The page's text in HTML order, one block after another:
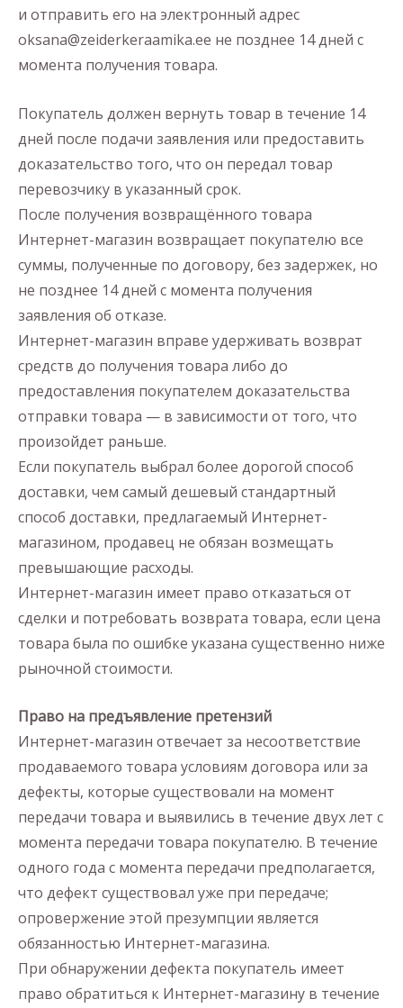
и отправить его на электронный адрес
oksana@zeiderkeraamika.ee не позднее 14 дней с
момента получения товара.
Покупатель должен вернуть товар в течение 14
дней после подачи заявления или предоставить
доказательство того, что он передал товар
перевозчику в указанный срок.
После получения возвращённого товара
Интернет-магазин возвращает покупателю все
суммы, полученные по договору, без задержек, но
не позднее 14 дней с момента получения
заявления об отказе.
Интернет-магазин вправе удерживать возврат
средств до получения товара либо до
предоставления покупателем доказательства
отправки товара — в зависимости от того, что
произойдет раньше.
Если покупатель выбрал более дорогой способ
доставки, чем самый дешевый стандартный
способ доставки, предлагаемый Интернет-
магазином, продавец не обязан возмещать
превышающие расходы.
Интернет-магазин имеет право отказаться от
сделки и потребовать возврата товара, если цена
товара была по ошибке указана существенно ниже
рыночной стоимости.
Право на предъявление претензий
Интернет-магазин отвечает за несоответствие
продаваемого товара условиям договора или за
дефекты, которые существовали на момент
передачи товара и выявились в течение двух лет с
момента передачи товара покупателю. В течение
одного года с момента передачи предполагается,
что дефект существовал уже при передаче;
опровержение этой презумпции является
обязанностью Интернет-магазина.
При обнаружении дефекта покупатель имеет
право обратиться к Интернет-магазину в течение